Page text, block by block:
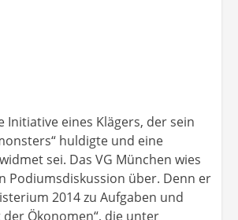
eines Klägers, der sein
huldigte und eine
sei. Das VG München wies
Podiumsdiskussion über. Denn er
2014 zu Aufgaben und
Ökonomen“, die unter